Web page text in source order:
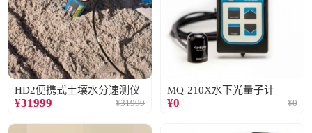
HD2便携式土壤水分速测仪
¥31999 ¥31999
MQ-210X水下光量子计
¥0 ¥0